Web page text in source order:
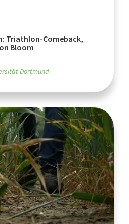
Triathlon-Comeback,
Bloom
Dortmund